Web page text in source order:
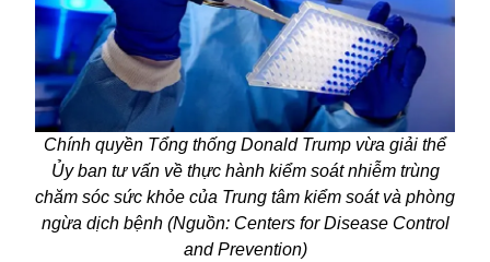
Chính quyền Tổng thống Donald Trump vừa giải thể
Ủy ban tư vấn về thực hành kiểm soát nhiễm trùng
chăm sóc sức khỏe của Trung tâm kiểm soát và phòng
ngừa dịch bệnh (Nguồn: Centers for Disease Control
and Prevention)